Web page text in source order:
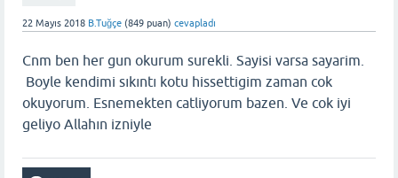
22 Mayıs 2018 B.Tuğçe (849 puan) cevapladı
Cnm ben her gun okurum surekli. Sayisi varsa sayarim.
Boyle kendimi sıkıntı kotu hissettigim zaman cok
okuyorum. Esnemekten catliyorum bazen. Ve cok iyi
geliyo Allahın izniyle